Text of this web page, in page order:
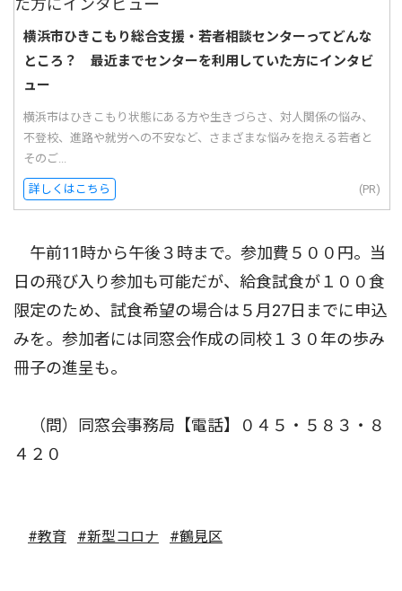
横浜市ひきこもり総合支援・若者相談センターってどんな
ところ？ 最近までセンターを利用していた方にインタビ
ュー
横浜市はひきこもり状態にある方や生きづらさ、対人関係の悩み、
不登校、進路や就労への不安など、さまざまな悩みを抱える若者と
そのご...
詳しくはこちら (PR)
午前11時から午後３時まで。参加費５００円。当
日の飛び入り参加も可能だが、給食試食が１００食
限定のため、試食希望の場合は５月27日までに申込
みを。参加者には同窓会作成の同校１３０年の歩み
冊子の進呈も。
（問）同窓会事務局【電話】０４５・５８３・８
４２０
#教育 #新型コロナ #鶴見区